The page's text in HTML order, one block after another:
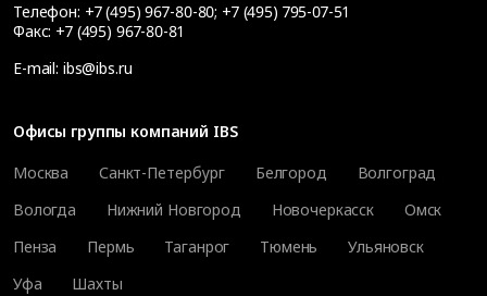
Телефон: +7 (495) 967-80-80; +7 (495) 795-07-51
Факс: +7 (495) 967-80-81
E-mail: ibs@ibs.ru
Офисы группы компаний IBS
Москва
Санкт-Петербург Белгород
Волгоград
Вологда
Нижний Новгород Новочеркасск
Омск
Пенза
Пермь Таганрог Тюмень
Ульяновск
Уфа
Шахты